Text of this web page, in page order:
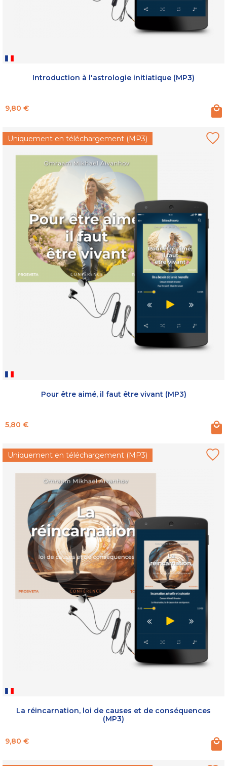
Introduction à l'astrologie initiatique (MP3)
Prix
9,80 €
Uniquement en téléchargement (MP3)
Pour être aimé, il faut être vivant (MP3)
Prix
5,80 €
Uniquement en téléchargement (MP3)
La réincarnation, loi de causes et de conséquences
(MP3)
Prix
9,80 €